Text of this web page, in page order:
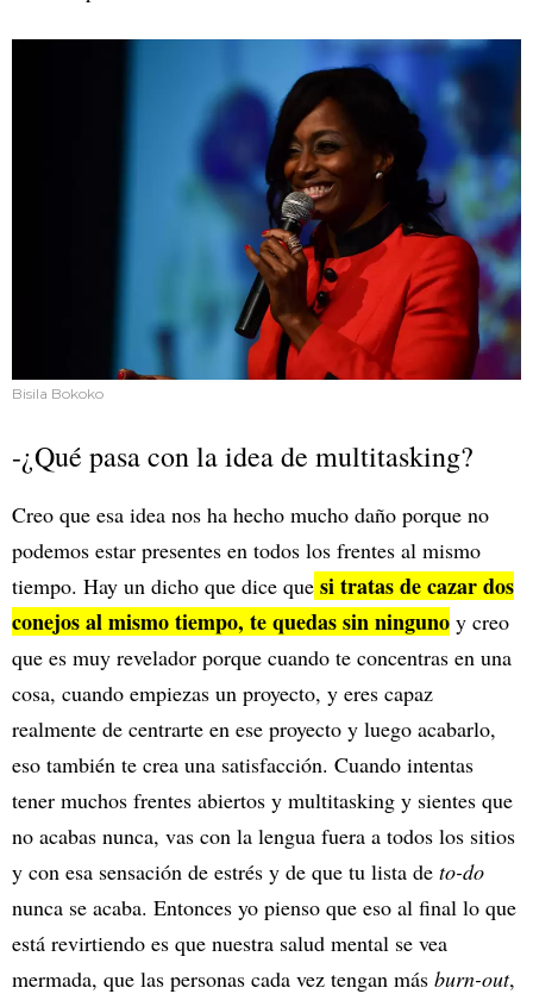
Bisila Bokoko
-¿Qué pasa con la idea de multitasking?
Creo que esa idea nos ha hecho mucho daño porque no
podemos estar presentes en todos los frentes al mismo
tiempo. Hay un dicho que dice que si tratas de cazar dos
conejos al mismo tiempo, te quedas sin ninguno y creo
que es muy revelador porque cuando te concentras en una
cosa, cuando empiezas un proyecto, y eres capaz
realmente de centrarte en ese proyecto y luego acabarlo,
eso también te crea una satisfacción. Cuando intentas
tener muchos frentes abiertos y multitasking y sientes que
no acabas nunca, vas con la lengua fuera a todos los sitios
y con esa sensación de estrés y de que tu lista de to-do
nunca se acaba. Entonces yo pienso que eso al final lo que
está revirtiendo es que nuestra salud mental se vea
mermada, que las personas cada vez tengan más burn-out,